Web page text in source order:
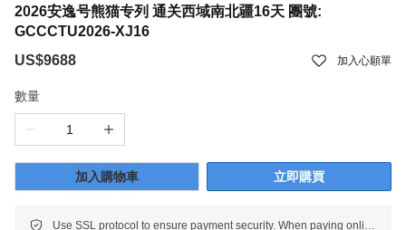
2026安逸号熊猫专列 通关西域南北疆16天 團號:
GCCCTU2026-XJ16
US$9688
加入心願單
數量
加入購物車 立即購買
Use SSL protocol to ensure payment security. When paying online, your payment information is protected.